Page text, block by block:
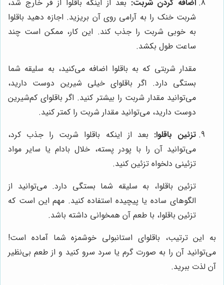
اضافه کردن شربت: بعد از اینکه باقلوا از فر خارج شد،
شربت خنک را به آرامی روی آن بریزید. اجازه دهید باقلوا
به خوبی شربت را جذب کند. این کار، ممکن است چند
ساعت طول بکشد.
مقدار شربتی که به باقلوا اضافه می‌کنید، به سلیقه شما
بستگی دارد. اگر باقلوای خیلی شیرین دوست دارید،
می‌توانید مقدار شربت را بیشتر کنید. اگر باقلوای کم‌شیرین
دوست دارید، می‌توانید مقدار شربت را کمتر کنید.
تزئین باقلوا: بعد از اینکه باقلوا شربت را جذب کرد،
می‌توانید آن را با پودر پسته، خلال بادام یا سایر مواد
تزئینی دلخواه تزئین کنید.
تزئین باقلوا، به سلیقه شما بستگی دارد. می‌توانید از
الگوهای ساده یا پیچیده استفاده کنید. مهم این است که
تزئین باقلوا، با طعم آن همخوانی داشته باشد.
به این ترتیب، باقلوای استانبولی خوشمزه شما آماده است!
می‌توانید آن را به صورت گرم یا سرد سرو کنید و از طعم بی‌نظیر
آن لذت ببرید.